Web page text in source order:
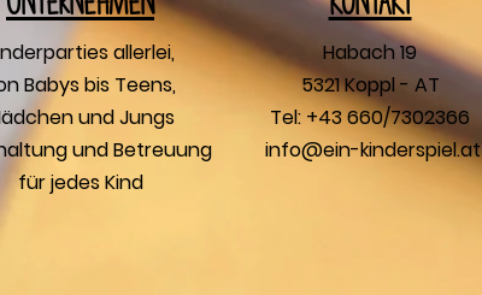
allerlei,
Babys bis Teens,
und Jungs
und Betreuung
für jedes Kind
Habach 19
5321 Koppl - AT
Tel: +43 660/7302366
info@ein-kinderspiel.at